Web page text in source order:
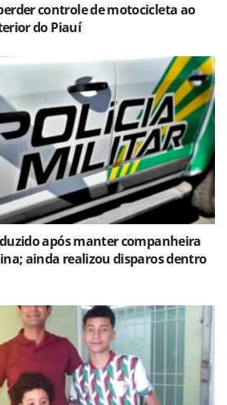
controle de motocicleta ao
do Piauí
após manter companheira
ainda realizou disparos dentro